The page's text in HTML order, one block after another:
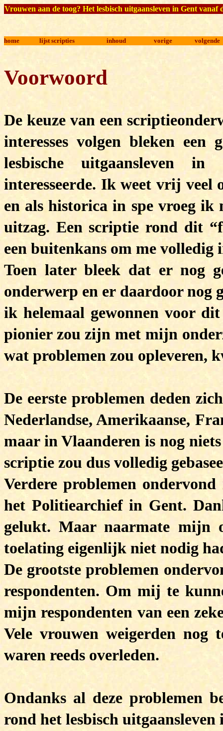
Vrouwen aan de toog? Het lesbisch uitgaansleven in Gent vanaf
home lijst scripties inhoud vorige volgende
Voorwoord
De keuze van een
interesses volgen bleken
lesbische uitgaansleven
interesseerde. Ik weet vrij veel
en als historica in spe vroeg ik
uitzag. Een scriptie rond dit
een buitenkans om me
Toen later bleek dat er nog
onderwerp en er daardoor nog
ik helemaal gewonnen voor
pionier zou zijn met mijn
wat problemen zou opleveren,
De eerste problemen deden
Nederlandse, Amerikaanse,
maar in Vlaanderen is nog
scriptie zou dus volledig
Verdere problemen
het Politiearchief in Gent.
gelukt. Maar naarmate mijn
toelating eigenlijk niet nodig
De grootste problemen
respondenten. Om mij te
mijn respondenten van een
Vele vrouwen weigerden nog
waren reeds overleden.
Ondanks al deze problemen
rond het lesbisch